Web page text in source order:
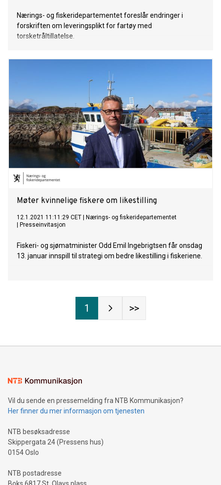
Nærings- og fiskeridepartementet foreslår endringer i
forskriften om leveringsplikt for fartøy med
torsketråltillatelse.
Møter kvinnelige fiskere om likestilling
12.1.2021 11:11:29 CET
Nærings- og fiskeridepartementet
Presseinvitasjon
Fiskeri- og sjømatminister Odd Emil Ingebrigtsen får onsdag
13. januar innspill til strategi om bedre likestilling i fiskeriene.
1 >>
Vil du sende en pressemelding fra NTB Kommunikasjon?
Her finner du mer informasjon om tjenesten
NTB besøksadresse
Skippergata 24 (Pressens hus)
0154 Oslo
NTB postadresse